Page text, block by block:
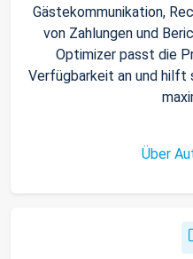
Gästekommunikation,
von Zahlungen und
Optimizer passt die
Verfügbarkeit an und hilft
Über